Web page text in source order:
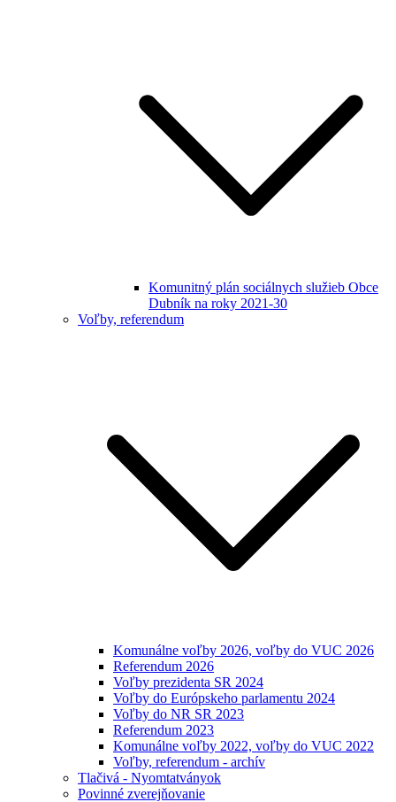
Komunitný plán sociálnych služieb Obce
Dubník na roky 2021-30
Voľby, referendum
Komunálne voľby 2026, voľby do VUC 2026
Referendum 2026
Voľby prezidenta SR 2024
Voľby do Európskeho parlamentu 2024
Voľby do NR SR 2023
Referendum 2023
Komunálne voľby 2022, voľby do VUC 2022
Voľby, referendum - archív
Tlačivá - Nyomtatványok
Povinné zverejňovanie